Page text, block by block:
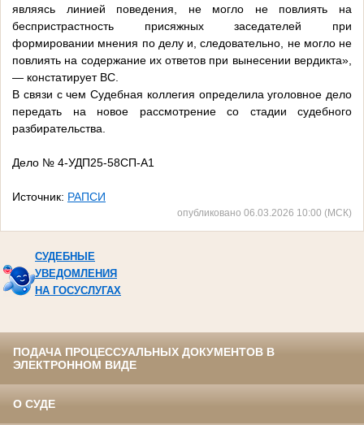
являясь линией поведения, не могло не повлиять на
беспристрастность присяжных заседателей при
формировании мнения по делу и, следовательно, не могло не
повлиять на содержание их ответов при вынесении вердикта»,
— констатирует ВС.
В связи с чем Судебная коллегия определила уголовное дело
передать на новое рассмотрение со стадии судебного
разбирательства.
Дело № 4-УДП25-58СП-А1
Источник: РАПСИ
опубликовано 06.03.2026 10:00 (МСК)
СУДЕБНЫЕ
УВЕДОМЛЕНИЯ
НА ГОСУСЛУГАХ
ПОДАЧА ПРОЦЕССУАЛЬНЫХ ДОКУМЕНТОВ В
ЭЛЕКТРОННОМ ВИДЕ
О СУДЕ